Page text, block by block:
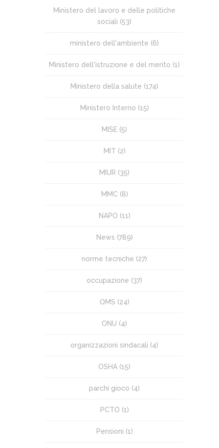
Ministero del lavoro e delle politiche
sociali (53)
ministero dell'ambiente (6)
Ministero dell'istruzione e del merito (1)
Ministero della salute (174)
Ministero Interno (15)
MISE (5)
MIT (2)
MIUR (35)
MMC (8)
NAPO (11)
News (789)
norme tecniche (27)
occupazione (37)
OMS (24)
ONU (4)
organizzazioni sindacali (4)
OSHA (15)
parchi gioco (4)
PCTO (1)
Pensioni (1)